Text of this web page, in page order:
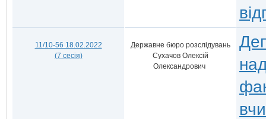
11/10-56 18.02.2022
(7 сесія)
Державне бюро розслідувань
Сухачов Олексій
Олександрович